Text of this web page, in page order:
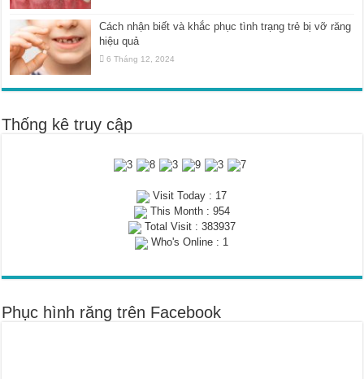
Cách nhận biết và khắc phục tình trạng trẻ bị vỡ răng
hiệu quả
6 Tháng 12, 2024
Thống kê truy cập
Visit Today : 17
This Month : 954
Total Visit : 383937
Who's Online : 1
Phục hình răng trên Facebook